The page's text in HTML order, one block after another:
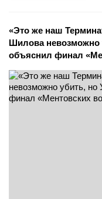
«Это же наш
Шилова невозможно
объяснил финал